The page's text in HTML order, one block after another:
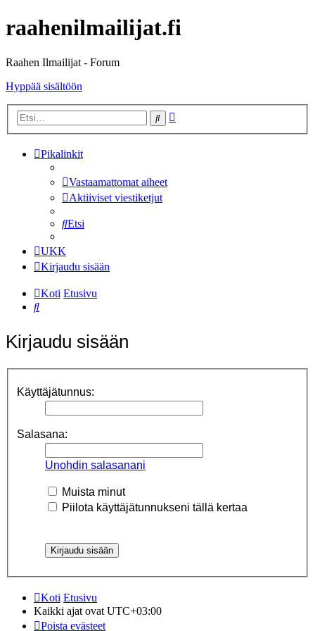
raahenilmailijat.fi
Raahen Ilmailijat - Forum
Hyppää sisältöön
Etsi
Pikalinkit
Vastaamattomat aiheet
Aktiiviset viestiketjut
Etsi
UKK
Kirjaudu sisään
Koti Etusivu
Etsi
Kirjaudu sisään
Käyttäjätunnus:
Salasana:
Unohdin salasanani
Muista minut
Piilota käyttäjätunnukseni tällä kertaa
Koti Etusivu
Kaikki ajat ovatUTC+03:00
Poista evästeet